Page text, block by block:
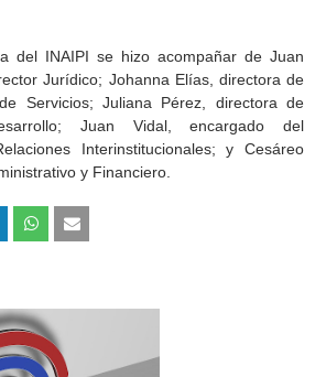
del INAIPI se hizo acompañar de Juan
Jurídico; Johanna Elías, directora de
Servicios; Juliana Pérez, directora de
Juan Vidal, encargado del
Interinstitucionales; y Cesáreo
y Financiero.